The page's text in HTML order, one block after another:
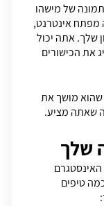
של מישהו
מפתח אינטרנט,
שלך. אתה יכול
את הכישורים
שהוא מושך את
שאתה מציע.
שלך
טיפים